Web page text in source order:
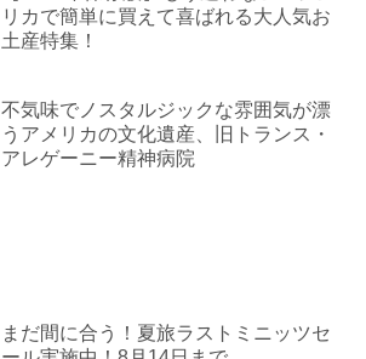
リカで簡単に買えて喜ばれる大人気お
土産特集！
不気味でノスタルジックな雰囲気が漂
うアメリカの文化遺産、旧トランス・
アレゲーニー精神病院
まだ間に合う！夏旅ラストミニッツセ